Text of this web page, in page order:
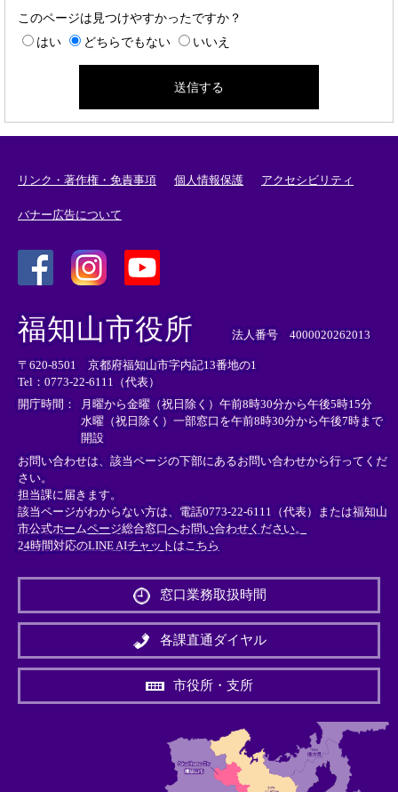
このページは見つけやすかったですか？
はい
どちらでもない いいえ
リンク・著作権・免責事項 個人情報保護 アクセシビリティ
バナー広告について
外
部
リ
ン
ク
＞
外
リ
ン
ク
＞
外
部
ン
ク
＞
福知山市役所 法人番号 4000020262013
〒620-8501 京都府福知山市字内記13番地の1
Tel：0773-22-6111（代表）
開庁時間：
月曜から金曜（祝日除く）午前8時30分から午後5時15分
水曜（祝日除く）一部窓口を午前8時30分から午後7時まで
開設
お問い合わせは、該当ページの下部にあるお問い合わせから行ってくだ
さい。
担当課に届きます。
該当ページがわからない方は、電話0773-22-6111（代表）または福知山
市公式ホームページ総合窓口へお問い合わせください。
24時間対応のLINE AIチャットはこちら
外
リ
ン
＞
窓口業務取扱時間
各課直通ダイヤル
市役所・支所